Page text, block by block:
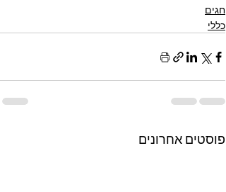
חגים
כללי
פוסטים אחרונים